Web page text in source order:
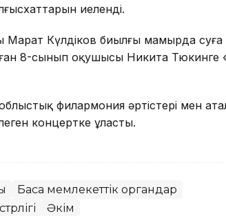
иеленді.
Марат Күлдіков биылғы мамырда суға
8-сынып оқушысы Никита Тюкинге
филармония әртістері мен
концертке ұласты.
Басқа мемлекеттік органдар
Әкім